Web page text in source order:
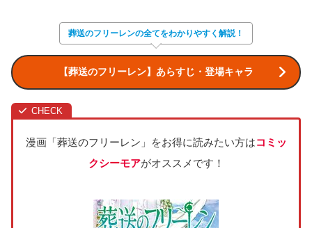
葬送のフリーレンの全てをわかりやすく解説！
【葬送のフリーレン】あらすじ・登場キャラ
漫画「葬送のフリーレン」をお得に読みたい方はコミッ
クシーモアがオススメです！